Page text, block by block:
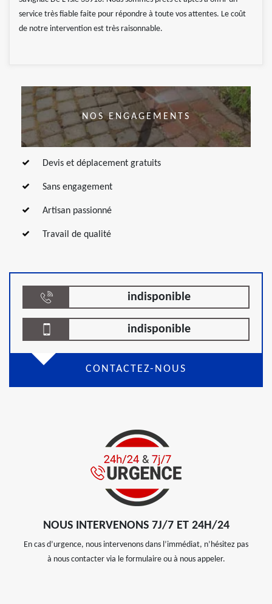
service très fiable faite pour répondre à toute vos attentes. Le coût
de notre intervention est très raisonnable.
NOS ENGAGEMENTS
Devis et déplacement gratuits
Sans engagement
Artisan passionné
Travail de qualité
indisponible
indisponible
CONTACTEZ-NOUS
NOUS INTERVENONS 7J/7 ET 24H/24
En cas d’urgence, nous intervenons dans l’immédiat, n’hésitez pas
à nous contacter via le formulaire ou à nous appeler.